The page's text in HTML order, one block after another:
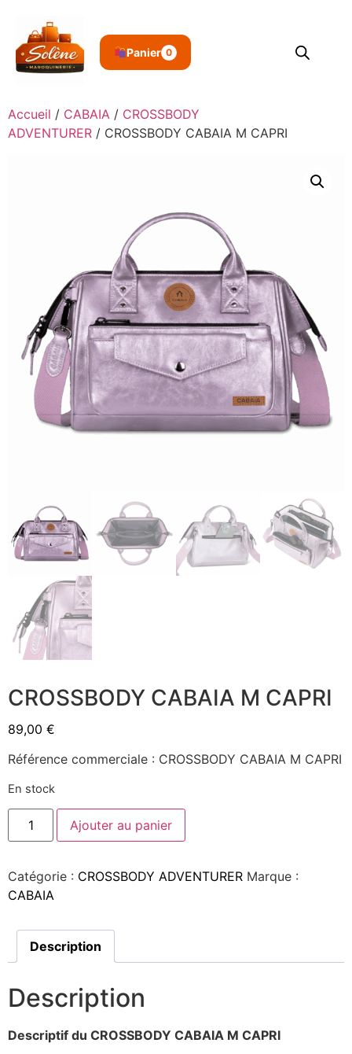
Panier 0
Accueil / CABAIA / CROSSBODY
ADVENTURER / CROSSBODY CABAIA M CAPRI
CROSSBODY CABAIA M CAPRI
89,00 €
Référence commerciale : CROSSBODY CABAIA M CAPRI
En stock
Ajouter au panier
Catégorie : CROSSBODY ADVENTURER Marque :
CABAIA
Description
Description
Descriptif du CROSSBODY CABAIA M CAPRI